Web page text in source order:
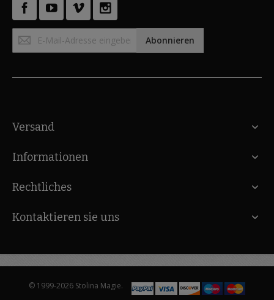
zum
Abonnieren
Versand
Informationen
Rechtliches
Kontaktieren sie uns
© 1999-2026 Stolina Magie.